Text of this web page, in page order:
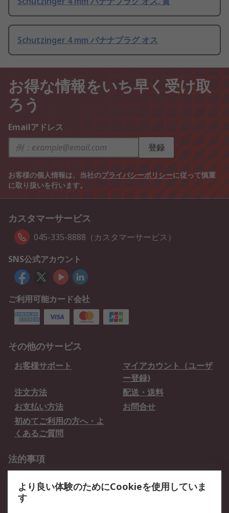
Schutzinger 4 mm バナナプラグ オス
お得な情報をいち早く受け取
ろう
Emailアドレス
登録
お客様の個人情報は、当社のプライバシーポリシーに従って慎重
に取り扱いを行います。
カスタマーサービス
045-335-8888（カスタマーサービス）
SNS公式アカウント
ご利用可能カード会社
その他のサービス
お客様サポート
マイアカウント（ユーザ
ー登録)
注文方法
配送・送料
お支払い方法
お問合せ
初めてご利用の方へ・よ
くあるご質問
法的事項
クッキーポリシー
より良い体験のためにCookieを使用していま
す